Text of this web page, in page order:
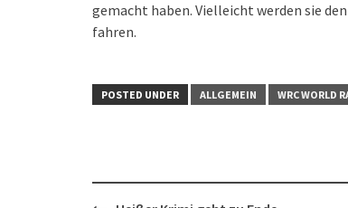
gemacht haben. Vielleicht werden sie
fahren.
POSTED UNDER ALLGEMEIN WRC WORLD